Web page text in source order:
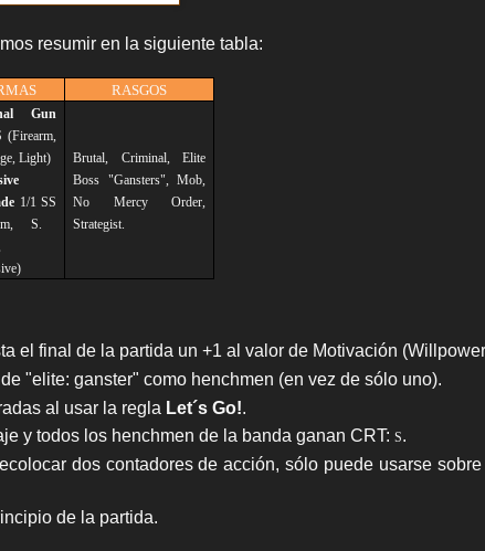
resumir en la siguiente tabla:
RASGOS
Gun
(Firearm,
Light)
1/1 SS
S.
Brutal, Criminal, Elite
Boss "Gansters", Mob,
No Mercy Order,
Strategist.
el final de la partida un +1 al valor de Motivación
"elite: ganster" como henchmen (en vez de sólo uno).
al usar la regla Let´s Go!.
y todos los henchmen de la banda ganan CRT: S.
dos contadores de acción, sólo puede usarse sobre
de la partida.